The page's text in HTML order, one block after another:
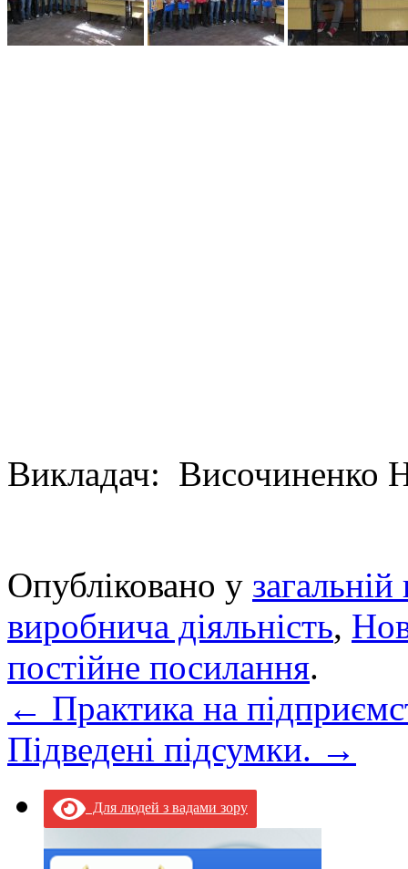
Викладач: Височиненко
Опубліковано у загальній
виробнича діяльність,
постійне посилання.
← Практика на
Підведені підсумки. →
Для людей з вадами зору